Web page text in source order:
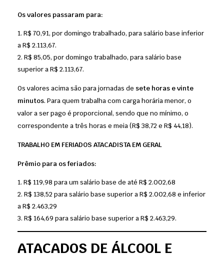
Os valores passaram para:
R$ 70,91, por domingo trabalhado, para salário base inferior
a R$ 2.113,67.
R$ 85,05, por domingo trabalhado, para salário base
superior a R$ 2.113,67.
Os valores acima são para jornadas de sete horas e vinte
minutos. Para quem trabalha com carga horária menor, o
valor a ser pago é proporcional, sendo que no mínimo, o
correspondente a três horas e meia (R$ 38,72 e R$ 44,18).
TRABALHO EM FERIADOS ATACADISTA EM GERAL
Prêmio para os feriados:
R$ 119,98 para um salário base de até R$ 2.002,68
R$ 138,52 para salário base superior a R$ 2.002,68 e inferior
a R$ 2.463,29
R$ 164,69 para salário base superior a R$ 2.463,29.
ATACADOS DE ÁLCOOL E